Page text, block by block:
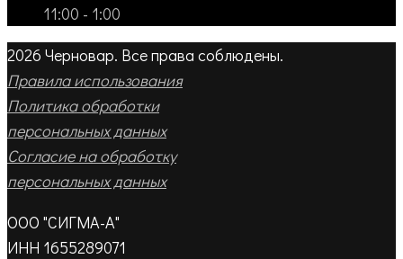
11:00 - 1:00
2026 Черновар. Все права соблюдены.
Правила использования
Политика обработки
персональных данных
Согласие на обработку
персональных данных
ООО "СИГМА-А"
ИНН 1655289071